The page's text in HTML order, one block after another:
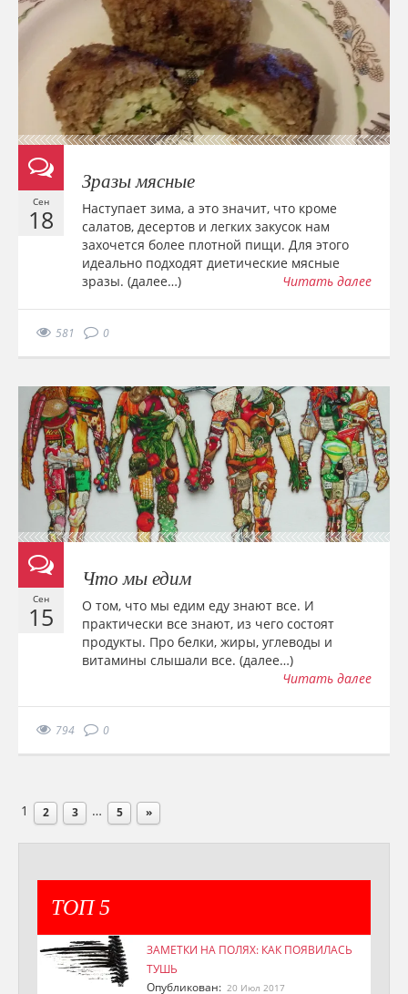
Сен
18
Зразы мясные
Наступает зима, а это значит, что кроме
салатов, десертов и легких закусок нам
захочется более плотной пищи. Для этого
идеально подходят диетические мясные
зразы. (далее…)
Читать далее
581 0
Сен
15
Что мы едим
О том, что мы едим еду знают все. И
практически все знают, из чего состоят
продукты. Про белки, жиры, углеводы и
витамины слышали все. (далее…)
Читать далее
794 0
1 2 3 … 5 »
ТОП 5
ЗАМЕТКИ НА ПОЛЯХ: КАК ПОЯВИЛАСЬ
ТУШЬ
Опубликован: 20 Июл 2017